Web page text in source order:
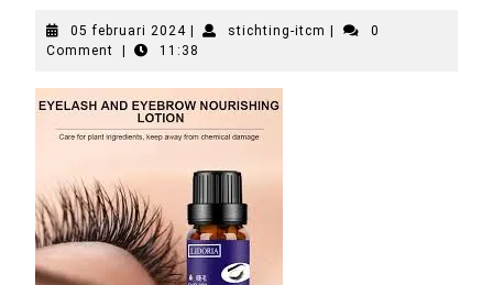
05 februari 202405
februari
stichting-itcm stichting-
0
Comment
11:38